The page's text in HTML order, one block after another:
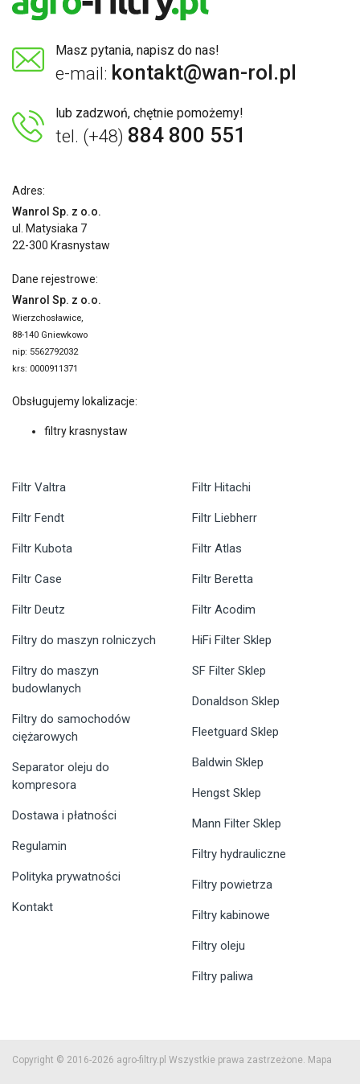
Masz pytania, napisz do nas!
e-mail: kontakt@wan-rol.pl
lub zadzwoń, chętnie pomożemy!
tel. (+48) 884 800 551
Adres:
Wanrol Sp. z o.o.
ul. Matysiaka 7
22-300 Krasnystaw
Dane rejestrowe:
Wanrol Sp. z o.o.
Wierzchosławice,
88-140 Gniewkowo
nip: 5562792032
krs: 0000911371
Obsługujemy lokalizacje:
filtry krasnystaw
Filtr Valtra
Filtr Fendt
Filtr Kubota
Filtr Case
Filtr Deutz
Filtr Hitachi
Filtr Liebherr
Filtr Atlas
Filtr Beretta
Filtr Acodim
Filtry do maszyn rolniczych
Filtry do maszyn
budowlanych
Filtry do samochodów
ciężarowych
Separator oleju do
kompresora
Dostawa i płatności
Regulamin
Polityka prywatności
Kontakt
HiFi Filter Sklep
SF Filter Sklep
Donaldson Sklep
Fleetguard Sklep
Baldwin Sklep
Hengst Sklep
Mann Filter Sklep
Filtry hydrauliczne
Filtry powietrza
Filtry kabinowe
Filtry oleju
Filtry paliwa
Copyright © 2016-2026 agro-filtry.pl Wszystkie prawa zastrzeżone. Mapa